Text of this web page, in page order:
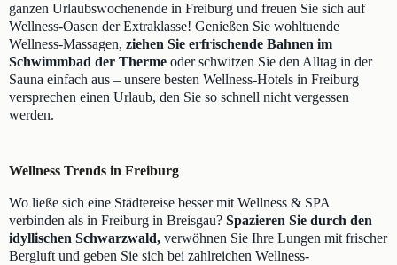
ganzen Urlaubswochenende in Freiburg und freuen Sie sich auf
Wellness-Oasen der Extraklasse! Genießen Sie wohltuende
Wellness-Massagen, ziehen Sie erfrischende Bahnen im
Schwimmbad der Therme oder schwitzen Sie den Alltag in der
Sauna einfach aus – unsere besten Wellness-Hotels in Freiburg
versprechen einen Urlaub, den Sie so schnell nicht vergessen
werden.
Wellness Trends in Freiburg
Wo ließe sich eine Städtereise besser mit Wellness & SPA
verbinden als in Freiburg in Breisgau? Spazieren Sie durch den
idyllischen Schwarzwald, verwöhnen Sie Ihre Lungen mit frischer
Bergluft und geben Sie sich bei zahlreichen Wellness-